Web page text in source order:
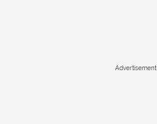
Advertisement